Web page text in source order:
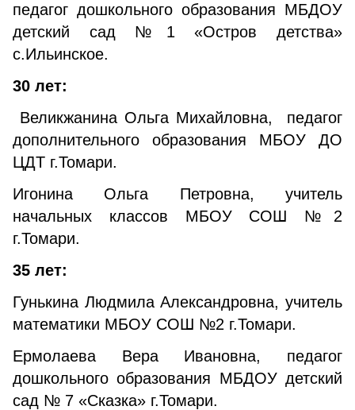
педагог дошкольного образования МБДОУ
детский сад №1 «Остров детства»
с.Ильинское.
30 лет:
Великжанина Ольга Михайловна, педагог
дополнительного образования МБОУ ДО
ЦДТ г.Томари.
Игонина Ольга Петровна, учитель
начальных классов МБОУ СОШ №2
г.Томари.
35 лет:
Гунькина Людмила Александровна, учитель
математики МБОУ СОШ №2 г.Томари.
Ермолаева Вера Ивановна, педагог
дошкольного образования МБДОУ детский
сад № 7 «Сказка» г.Томари.